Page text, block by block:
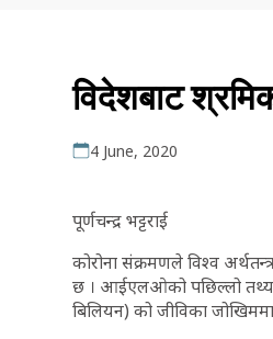
विदेशबाट
4 June, 2020
पूर्णचन्द्र भट्टराई
कोरोना संक्रमणले विश्व
छ । आईएलओको पछिल्लो
बिलियन) को जीविका